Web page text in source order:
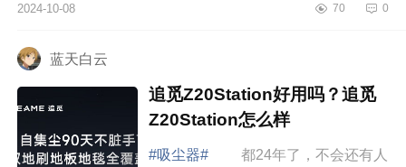
手。下面小编为大家介绍下MovaS5
2024-10-08 70 0
蓝天白云
追觅Z20Station好用吗？追觅
Z20Station怎么样
#吸尘器#
都24年了，不会还有人